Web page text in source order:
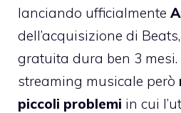
lanciando ufficialmente
dell’acquisizione di
gratuita dura ben 3
streaming musicale però
piccoli problemi in cui